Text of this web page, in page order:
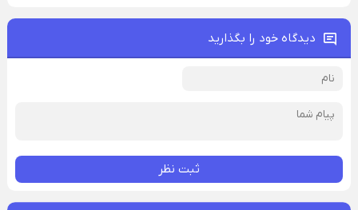
دیدگاه خود را بگذارید
ثبت نظر